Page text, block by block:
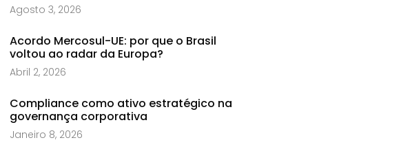
Agosto 3, 2026
Acordo Mercosul-UE: por que o Brasil
voltou ao radar da Europa?
Abril 2, 2026
Compliance como ativo estratégico na
governança corporativa
Janeiro 8, 2026